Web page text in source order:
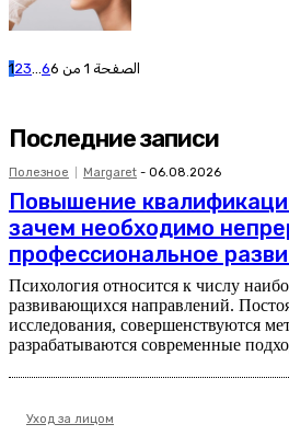
123 6 الصفحة 1 من 6
Последние записи
Полезное Margaret - 06.08.2026
Повышение
зачем необходимо
профессиональное
Психология относится к числу
развивающихся направлений.
исследования, совершенствуются
разрабатываются современные
Уход за лицом